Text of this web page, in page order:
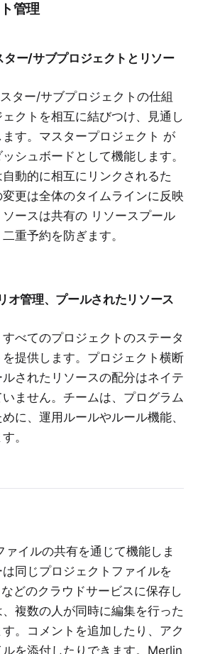
管理
ー/サブプロジェクトとリソー
ター/サブプロジェクトの仕組
クトを相互に結びつけ、見通し
す。 マスタープロジェクト が
シュボードとして機能します。
動的に相互にリンクされるた
更は全体のタイムラインに反映
ースは共有の リソースプール
重予約を防ぎます。
オ管理、プールされたリソース
べてのプロジェクトのステータ
提供します。プロジェクト横断
されたリソースの配分はネイテ
ません。チームは、プログラム
に、運用ルールやルール機能、
。
ァイルの共有を通じて機能しま
同じプロジェクトファイルを
どのクラウドサービスに保存し
複数の人が同時に編集を行った
。コメントを追加したり、アク
を添付したりできます。Merlin